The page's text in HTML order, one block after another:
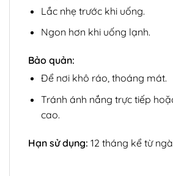
Lắc nhẹ trước khi uống.
Ngon hơn khi uống lạnh.
Bảo quản:
Để nơi khô ráo, thoáng mát.
Tránh ánh nắng trực tiếp
cao.
Hạn sử dụng: 12 tháng kể từ